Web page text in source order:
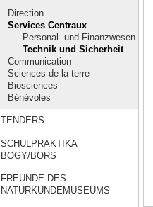
Direction
Services Centraux
Personal- und Finanzwesen
Technik und Sicherheit
Communication
Sciences de la terre
Biosciences
Bénévoles
TENDERS
SCHULPRAKTIKA
BOGY/BORS
FREUNDE DES
NATURKUNDEMUSEUMS